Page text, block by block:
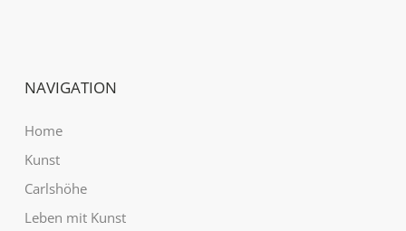
NAVIGATION
Home
Kunst
Carlshöhe
Leben mit Kunst